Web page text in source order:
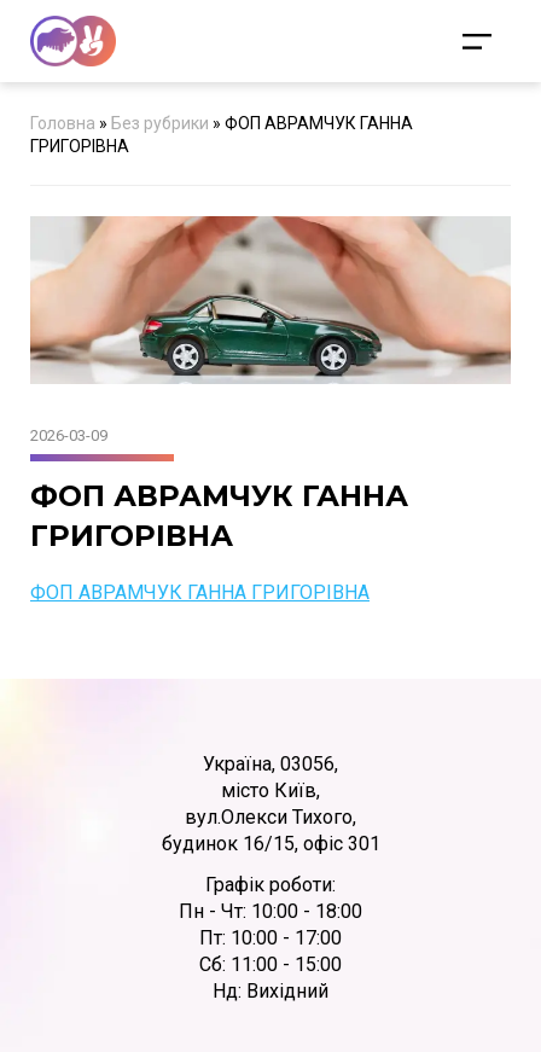
Головна » Без рубрики » ФОП АВРАМЧУК ГАННА
ГРИГОРІВНА
2026-03-09
ФОП АВРАМЧУК ГАННА
ГРИГОРІВНА
ФОП АВРАМЧУК ГАННА ГРИГОРІВНА
Україна, 03056,
місто Київ,
вул.Олекси Тихого,
будинок 16/15, офіс 301
Графік роботи:
Пн - Чт: 10:00 - 18:00
Пт: 10:00 - 17:00
Сб: 11:00 - 15:00
Нд: Вихідний